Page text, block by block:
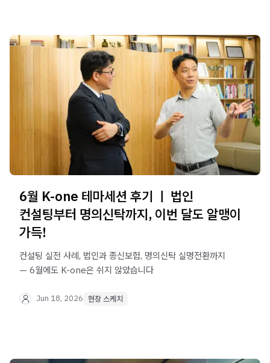
6월 K-one 테마세션 후기 ㅣ 법인
컨설팅부터 명의신탁까지, 이번 달도 알맹이
가득!
컨설팅 실전 사례, 법인과 종신보험, 명의신탁 실명전환까지
— 6월에도 K-one은 쉬지 않았습니다
Jun 18, 2026 현장 스케치